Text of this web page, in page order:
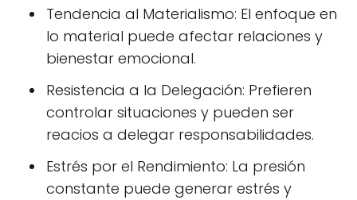
Tendencia al Materialismo: El enfoque en
lo material puede afectar relaciones y
bienestar emocional.
Resistencia a la Delegación: Prefieren
controlar situaciones y pueden ser
reacios a delegar responsabilidades.
Estrés por el Rendimiento: La presión
constante puede generar estrés y